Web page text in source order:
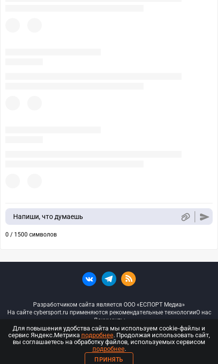
Напиши, что думаешь
0 / 1500 символов
Разработчиком сайта является ООО «ЕСПОРТ Медиа»
На сайте cybersport.ru применяются рекомендательные технологииО нас
Документы
© ООО «Киберспорт.ру» — Все права защищены
18+
Для повышения удобства сайта мы используем cookie-файлы и
сервис Яндекс.Метрика подробнее. Продолжая использовать сайт,
вы соглашаетесь на обработку файлов, используемых сервисом
подробнее.
ПРИНЯТЬ